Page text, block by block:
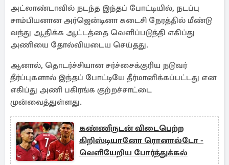
அட்லாண்டாவில் நடந்த இந்தப் போட்டியில், நடப்பு
சாம்பியனான அர்ஜென்டினா கடைசி நேரத்தில் மீண்டு
வந்து ஆதிக்க ஆட்டத்தை வெளிப்படுத்தி எகிப்து
அணியை தோல்வியடைய செய்தது.
ஆனால், தொடர்ச்சியான சர்ச்சைக்குரிய நடுவர்
தீர்ப்புகளால் இந்தப் போட்டியே தீர்மானிக்கப்பட்டது என
எகிப்து அணி பகிரங்க குற்றச்சாட்டை
முன்வைத்துள்ளது.
கண்ணீருடன் விடைபெற்ற
கிறிஸ்டியானோ ரொனால்டோ -
வெளியேறிய போர்த்துக்கல்